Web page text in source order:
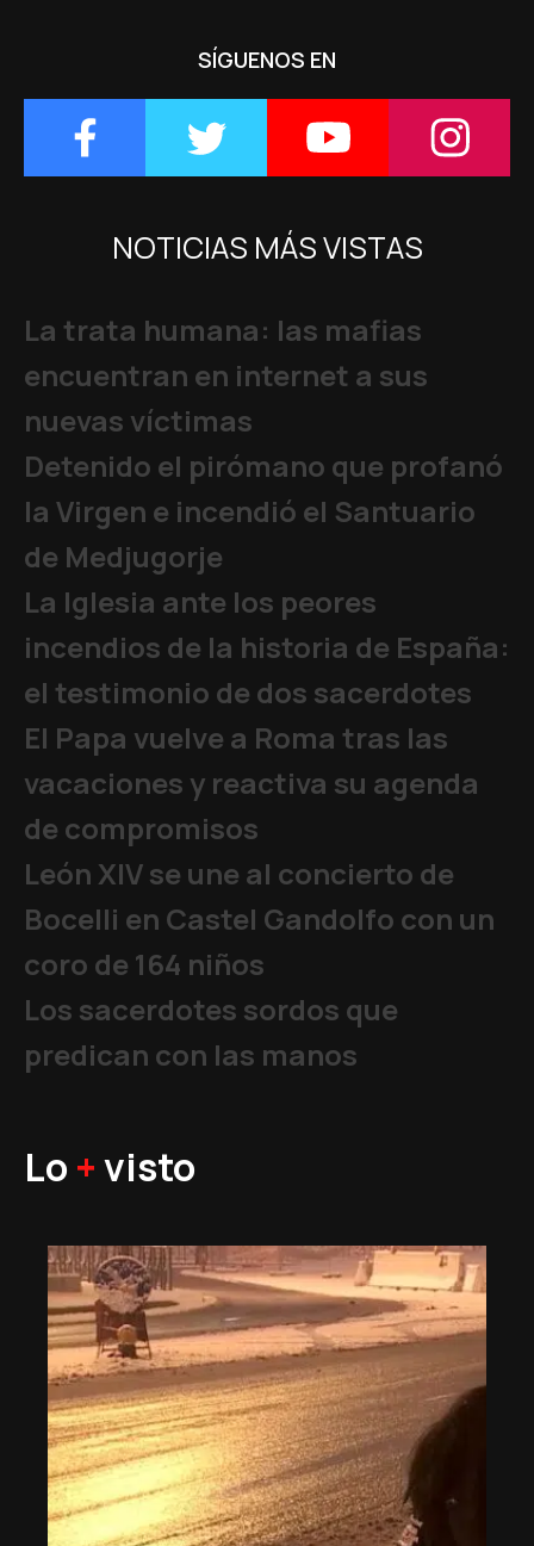
SÍGUENOS EN
NOTICIAS MÁS VISTAS
La trata humana: las mafias
encuentran en internet a sus
nuevas víctimas
Detenido el pirómano que profanó
la Virgen e incendió el Santuario
de Medjugorje
La Iglesia ante los peores
incendios de la historia de España:
el testimonio de dos sacerdotes
El Papa vuelve a Roma tras las
vacaciones y reactiva su agenda
de compromisos
León XIV se une al concierto de
Bocelli en Castel Gandolfo con un
coro de 164 niños
Los sacerdotes sordos que
predican con las manos
Lo +visto